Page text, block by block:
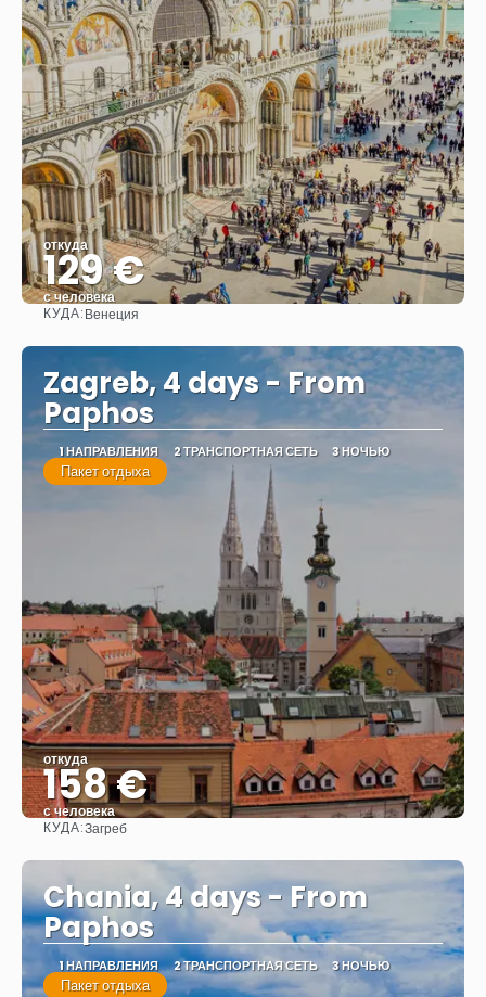
откуда
129 €
с человека
КУДА:Венеция
Zagreb, 4 days - From
Paphos
1 НАПРАВЛЕНИЯ 2 ТРАНСПОРТНАЯ СЕТЬ 3 НОЧЬЮ
Пакет отдыха
откуда
158 €
с человека
КУДА:Загреб
Chania, 4 days - From
Paphos
1 НАПРАВЛЕНИЯ 2 ТРАНСПОРТНАЯ СЕТЬ 3 НОЧЬЮ
Пакет отдыха